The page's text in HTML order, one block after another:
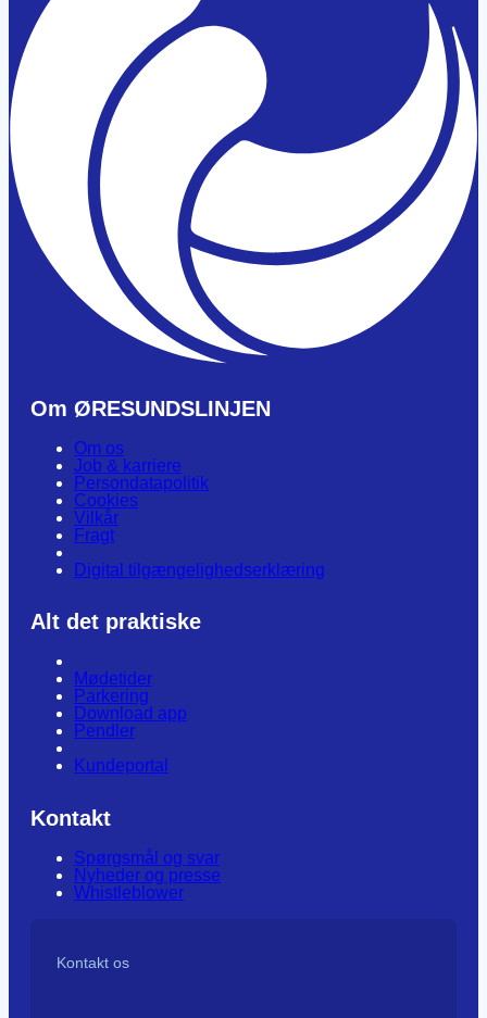
Om ØRESUNDSLINJEN
Om os
Job & karriere
Persondatapolitik
Cookies
Vilkår
Fragt
Digital tilgængelighedserklæring
Alt det praktiske
Mødetider
Parkering
Download app
Pendler
Kundeportal
Kontakt
Spørgsmål og svar
Nyheder og presse
Whistleblower
Kontakt os